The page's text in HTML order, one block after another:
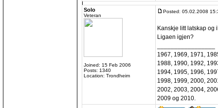
Solo
Veteran
Joined: 15 Feb 2006
Posts: 1340
Location: Trondheim
Posted: 05.02.2008
Kanskje litt latskap og
Ligaen igjen?
1967, 1969, 1971,
1988, 1990, 1992,
1994, 1995, 1996,
1998, 1999, 2000,
2002, 2003, 2004,
2009 og 2010.